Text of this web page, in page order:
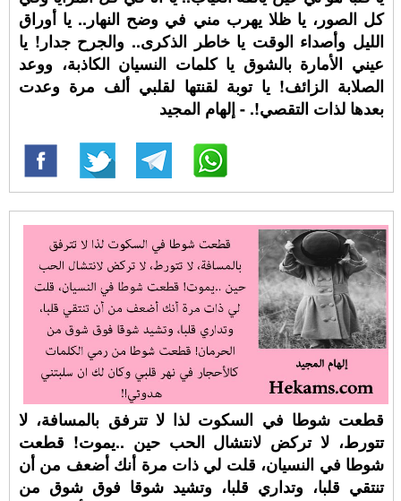
كل الصور، يا ظلا يهرب مني في وضح النهار.. يا أوراق
الليل وأصداء الوقت يا خاطر الذكرى.. والجرح جدار! يا
عيني الأمارة بالشوق يا كلمات النسيان الكاذبة، ووعد
الصلابة الزائف! يا توبة لقنتها لقلبي ألف مرة وعدت
بعدها لذات التقصي!. - إلهام المجيد
قطعت شوطا في السكوت لذا لا تترفق بالمسافة، لا
تتورط، لا تركض لانتشال الحب حين ..يموت! قطعت
شوطا في النسيان، قلت لي ذات مرة أنك أضعف من أن
تنتقي قلبا، وتداري قلبا، وتشيد شوقا فوق شوق من